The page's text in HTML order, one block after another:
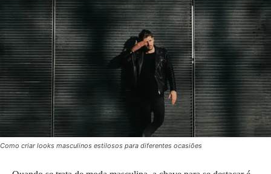
Como criar looks masculinos estilosos para diferentes ocasiões